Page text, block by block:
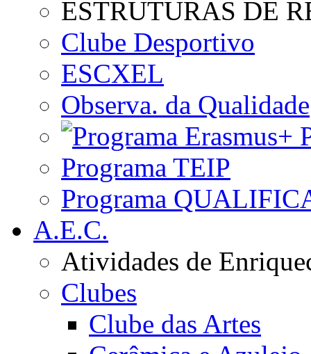
ESTRUTURAS DE
Clube Desportivo
ESCXEL
Observa. da Qualidade
Programa TEIP
Programa
A.E.C.
Atividades de
Clubes
Clube das Artes